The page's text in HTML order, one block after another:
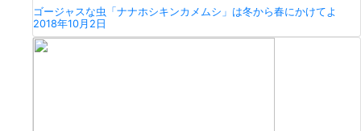
ゴージャスな虫「ナナホシキンカメムシ」は冬から春にかけてよ
2018年10月2日